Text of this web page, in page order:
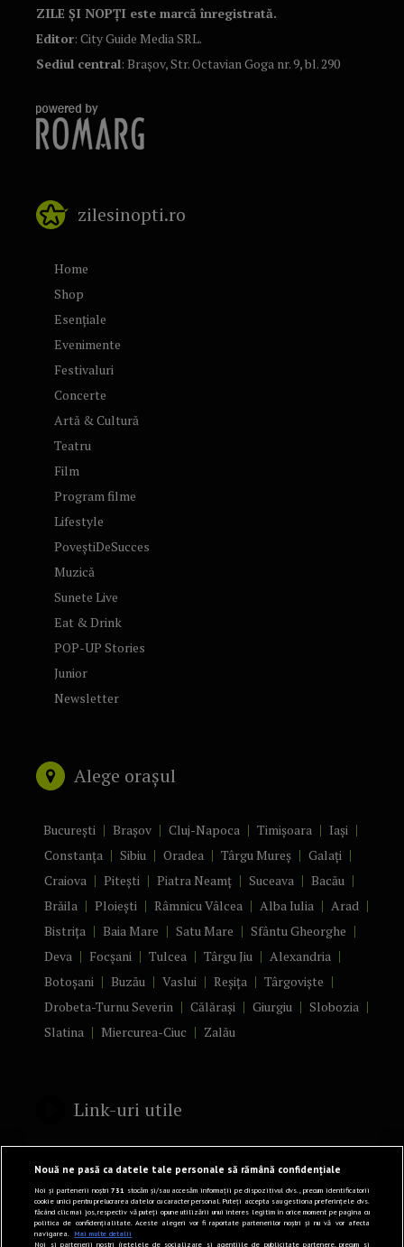
ZILE ȘI NOPȚI este marcă înregistrată.
Editor: City Guide Media SRL.
Sediul central: Brașov, Str. Octavian Goga nr. 9, bl. 290
zilesinopti.ro
Home
Shop
Esențiale
Evenimente
Festivaluri
Concerte
Artă & Cultură
Teatru
Film
Program filme
Lifestyle
PoveștiDeSucces
Muzică
Sunete Live
Eat & Drink
POP-UP Stories
Junior
Newsletter
Alege orașul
București Brașov Cluj-Napoca Timișoara
Iași
Constanța
Sibiu Oradea Târgu Mureș
Galați
Craiova
Pitești Piatra Neamț Suceava
Bacău
Brăila
Ploiești Râmnicu Vâlcea Alba Iulia
Arad
Bistrița
Baia Mare Satu Mare
Sfântu Gheorghe
Deva
Focșani Tulcea Târgu Jiu
Alexandria
Botoșani
Buzău Vaslui Reșița
Târgoviște
Drobeta-Turnu Severin
Călărași Giurgiu
Slobozia
Slatina
Miercurea-Ciuc Zalău
Link-uri utile
Politică de confidențialitate
Termeni și Condiții
Mediakit Zile si Nopti
Nouă ne pasă ca datele tale personale să rămână confidențiale
Noi și partenerii noștri731 stocăm și/sau accesăm informații pe dispozitivul dvs., precum identificatorii
cookie unici pentru prelucrarea datelor cu caracter personal. Puteți accepta sau gestiona preferințele dvs.
făcând clic mai jos, respectiv vă puteți opune utilizării unui interes legitim în orice moment pe pagina cu
politica de confidențialitate. Aceste alegeri vor fi raportate partenerilor noștri și nu vă vor afecta
navigarea. Mai multe detalii
Noi si partenerii nostri (retelele de socializare si agentiile de publicitate partenere, precum si